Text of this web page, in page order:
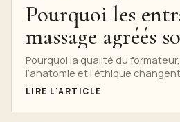
Pourquoi les
massage agréés
importants
Pourquoi la qualité du
l’anatomie et l’éthique
formation en massage fiable.
LIRE L'ARTICLE